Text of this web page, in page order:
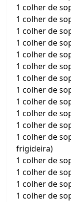
1 colher de
1 colher de
1 colher de
1 colher de
1 colher de
1 colher de
1 colher de
1 colher de
1 colher de
1 colher de
1 colher de
1 colher de
frigideira)
1 colher de
1 colher de
1 colher de
1 colher de